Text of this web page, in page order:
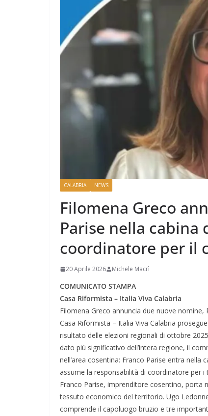
CALABRIA NEWS
Filomena Greco
Parise nella cabina
coordinatore per il
20 Aprile 2026 Michele Macrì
COMUNICATO STAMPA
Casa Riformista – Italia Viva Calabria
Filomena Greco annuncia due nuove
Casa Riformista – Italia Viva Calabria
risultato delle elezioni regionali di ottobre
dato più significativo dell’intera regione, il
nell’area cosentina: Franco Parise entra
assume la responsabilità di coordinatore per
Franco Parise, imprenditore cosentino, porta
tessuto economico del territorio. Ugo
comprende il capoluogo bruzio e tre